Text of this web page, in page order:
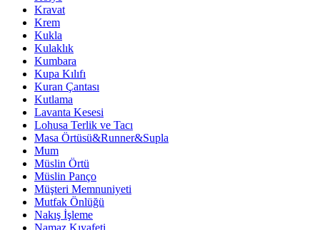
Kravat
Krem
Kukla
Kulaklık
Kumbara
Kupa Kılıfı
Kuran Çantası
Kutlama
Lavanta Kesesi
Lohusa Terlik ve Tacı
Masa Örtüsü&Runner&Supla
Mum
Müslin Örtü
Müslin Panço
Müşteri Memnuniyeti
Mutfak Önlüğü
Nakış İşleme